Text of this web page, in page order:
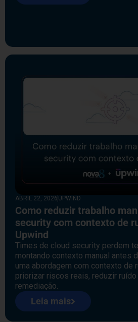
ABRIL 22, 2026 UPWIND
Como reduzir trabalho
security com contexto de
Upwind
Times de cloud security perdem
montando contexto manual antes
uma abordagem com contexto de
priorizar riscos reais, reduzir ruído
remediação.
Leia mais